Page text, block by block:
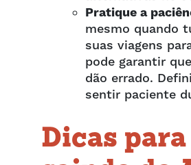
Pratique a
mesmo quando
suas viagens
pode garantir
dão errado.
sentir paciente
Dicas